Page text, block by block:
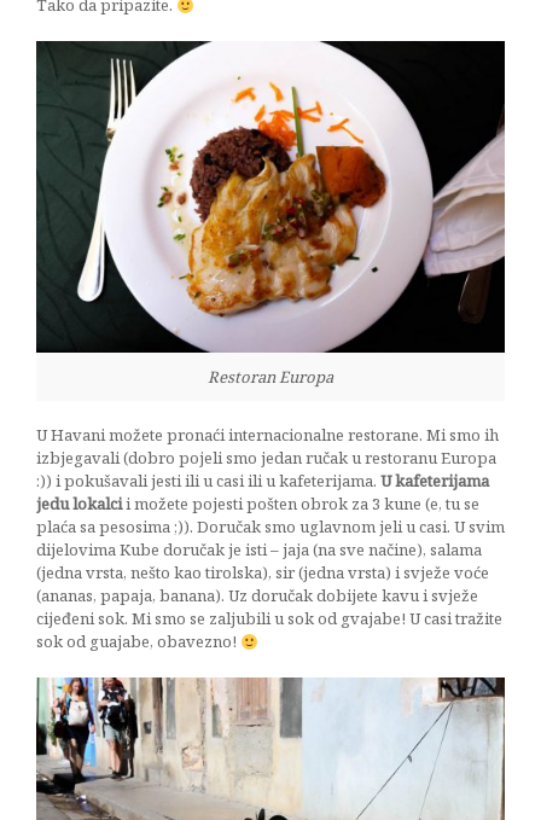
Tako da pripazite.
Restoran Europa
U Havani možete pronaći internacionalne restorane. Mi smo ih
izbjegavali (dobro pojeli smo jedan ručak u restoranu Europa
:)) i pokušavali jesti ili u casi ili u kafeterijama. U kafeterijama
jedu lokalcii možete pojesti pošten obrok za 3 kune (e, tu se
plaća sa pesosima ;)). Doručak smo uglavnom jeli u casi. U svim
dijelovima Kube doručak je isti – jaja (na sve načine), salama
(jedna vrsta, nešto kao tirolska), sir (jedna vrsta) i svježe voće
(ananas, papaja, banana). Uz doručak dobijete kavu i svježe
cijeđeni sok. Mi smo se zaljubili u sok od gvajabe! U casi tražite
sok od guajabe, obavezno!